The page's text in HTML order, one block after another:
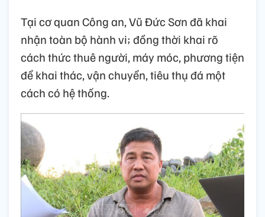
Tại cơ quan Công an, Vũ Đức Sơn đã khai
nhận toàn bộ hành vi; đồng thời khai rõ
cách thức thuê người, máy móc, phương tiện
để khai thác, vận chuyển, tiêu thụ đá một
cách có hệ thống.